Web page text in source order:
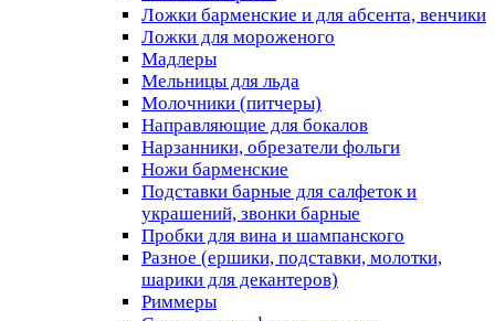
Ложки барменские и для абсента, венчики
Ложки для мороженого
Мадлеры
Мельницы для льда
Молочники (питчеры)
Направляющие для бокалов
Нарзанники, обрезатели фольги
Ножи барменские
Подставки барные для салфеток и
украшений, звонки барные
Пробки для вина и шампанского
Разное (ершики, подставки, молотки,
шарики для декантеров)
Риммеры